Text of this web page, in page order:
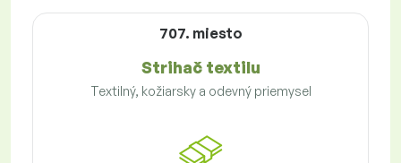
707. miesto
Strihač textilu
Textilný, kožiarsky a odevný priemysel